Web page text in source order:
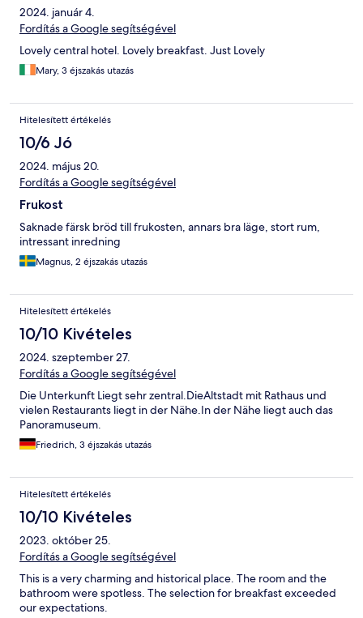
2024. január 4.
Fordítás a Google segítségével
Lovely central hotel. Lovely breakfast. Just Lovely
Mary, 3 éjszakás utazás
Hitelesített értékelés
10/6 Jó
2024. május 20.
Fordítás a Google segítségével
Frukost
Saknade färsk bröd till frukosten, annars bra läge, stort rum,
intressant inredning
Magnus, 2 éjszakás utazás
Hitelesített értékelés
10/10 Kivételes
2024. szeptember 27.
Fordítás a Google segítségével
Die Unterkunft Liegt sehr zentral.DieAltstadt mit Rathaus und
vielen Restaurants liegt in der Nähe.In der Nähe liegt auch das
Panoramuseum.
Friedrich, 3 éjszakás utazás
Hitelesített értékelés
10/10 Kivételes
2023. október 25.
Fordítás a Google segítségével
This is a very charming and historical place. The room and the
bathroom were spotless. The selection for breakfast exceeded
our expectations.